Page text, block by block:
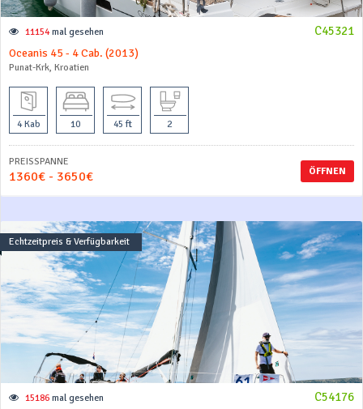
C45321
11154mal gesehen
Oceanis 45 - 4 Cab. (2013)
Punat-Krk, Kroatien
4 Kab 10 45 ft 2
ÖFFNEN
PREISSPANNE
1360€ - 3650€
Echtzeitpreis & Verfügbarkeit
C54176
15186 mal gesehen